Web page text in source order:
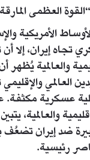
العظمى
الأمريكية
تجاه إيران، إلا
والعالمية يُظهر
العالمي
عسكرية مكثفة.
والعالمية،
ضد إيران
رئيسية.